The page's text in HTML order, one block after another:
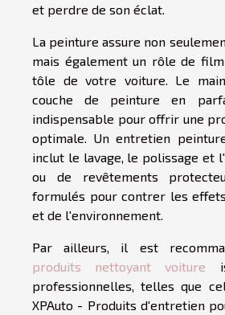
et perdre de son éclat.
La peinture assure non
mais également un rôle de
tôle de votre voiture. Le
couche de peinture en
indispensable pour offrir une
optimale. Un entretien
inclut le lavage, le polissage et
ou de revêtements
formulés pour contrer les
et de l'environnement.
Par ailleurs, il est
produits nettoyant voiture
professionnelles, telles que
XPAuto - Produits d'entretien